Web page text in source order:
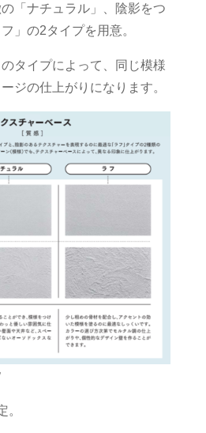
「ナチュラル」、陰影をつ
」の2タイプを用意。
タイプによって、同じ模様
ジの仕上がりになります。
。